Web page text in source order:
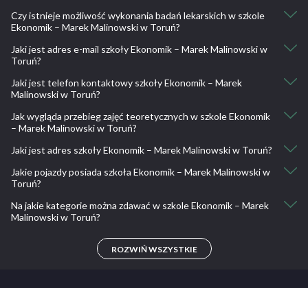
Kurs kat. B: 1650
Dodatkowe zajęcia teoretyczne: 20
Dodatkowe zajęcia praktyczne: 55
Czy istnieje możliwość wykonania badań lekarskich w szkole
Ekonomik – Marek Malinowski w Toruń?
Tak, istnieje taka możliwość.
Organizujemy również badanie lekarskie dla naszych kursantów
bezpośrednio w OSK „EKONOMIK”.
Jaki jest adres e-mail szkoły Ekonomik – Marek Malinowski w
Toruń?
osk.ekonomik@op.pl
Jaki jest telefon kontaktowy szkoły Ekonomik – Marek
Malinowski w Toruń?
604 404 772, 85 740 20 85
Jak wygląda przebieg zajęć teoretycznych w szkole Ekonomik
– Marek Malinowski w Toruń?
Program kursu obejmuje 4 godziny szkolenia teoretycznego i
ćwiczeń w zakresie udzielania pierwszej pomocy ofiarom wypadków
drogowych prowadzonych przez szkoleniowca-praktyka w zakresie
Jaki jest adres szkoły Ekonomik – Marek Malinowski w Toruń?
Generała Józefa Bema 105, 87-100 Toruń, Polska
Jakie pojazdy posiada szkoła Ekonomik – Marek Malinowski w
Toruń?
Toyota Yaris
Na jakie kategorie można zdawać w szkole Ekonomik – Marek
Malinowski w Toruń?
ROZWIŃ WSZYSTKIE